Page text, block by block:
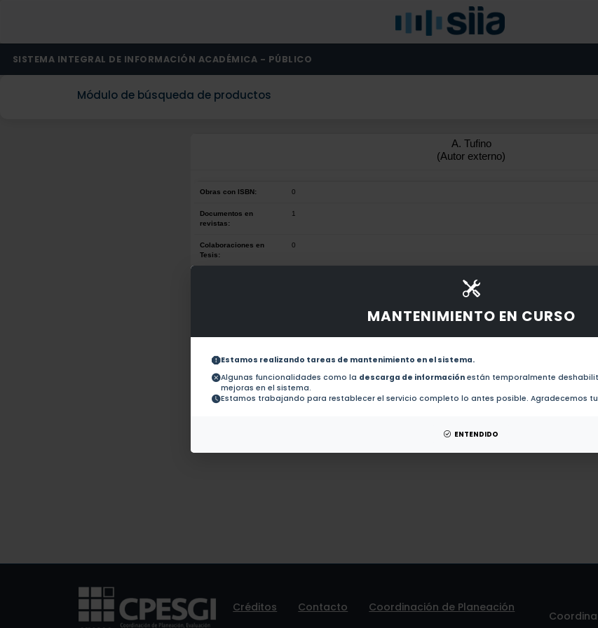
MANTENIMIENTO EN CURSO
Estamos realizando tareas de mantenimiento en el sistema.
Algunas funcionalidades como la descarga de información están temporalmente
mejoras en el sistema.
Estamos trabajando para restablecer el servicio completo lo antes posible. Agradecemos
ENTENDIDO
SISTEMA INTEGRAL DE INFORMACIÓN ACADÉMICA - PÚBLICO
Módulo de búsqueda de productos
A. Tufino
(Autor externo)
Obras con ISBN: 0
Documentos en
revistas:
1
Colaboraciones en
Tesis:
0
No hay obras de este autor.
Colaboraciones en
Tesis:
No hay tesis de este autor.
Créditos Contacto Coordinación de Planeación